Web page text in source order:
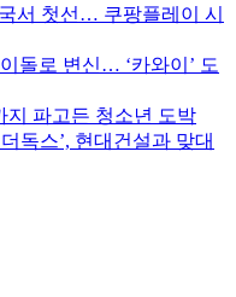
서 첫선… 쿠팡플레이 시
돌로 변신… ‘카와이’ 도
지 파고든 청소년 도박
독스’, 현대건설과 맞대